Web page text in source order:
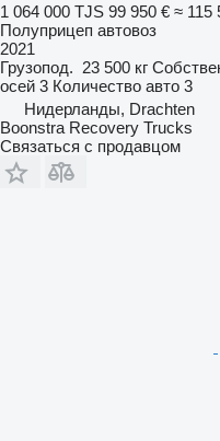
1 064 000 TJS 99 950 € ≈ 115
Полуприцеп автовоз
2021
Грузопод. 23 500 кг
осей 3 Количество авто 3
Нидерланды, Drachten
Boonstra Recovery Trucks
Связаться с продавцом